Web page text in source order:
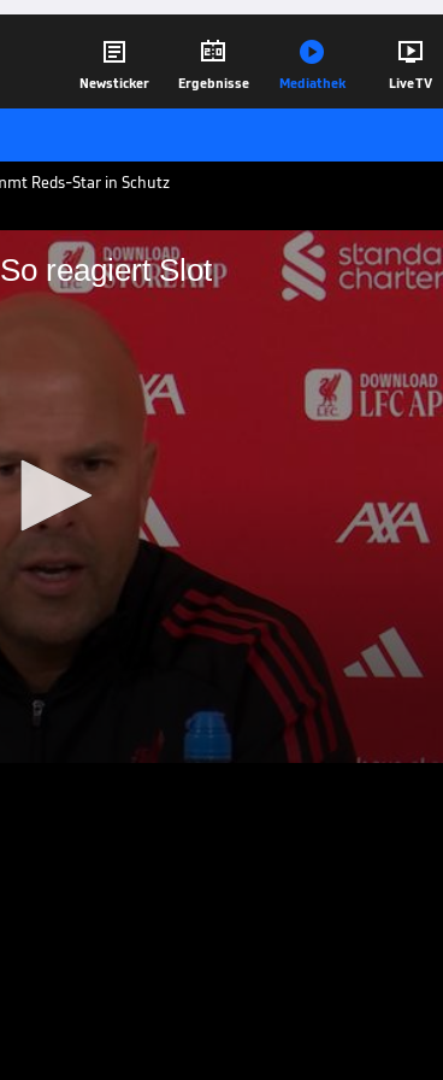

Newsticker

Ergebnisse

Mediathek

Live TV
Reds-Star in Schutz
reagiert SlotSo reagiert Slot
Stürmer Hugo Ekitiké nach dessen
ihn in den höchsten Tönen.